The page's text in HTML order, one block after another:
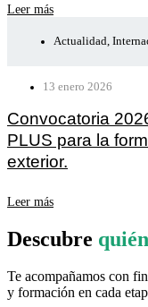
Leer más
Actualidad,
13 enero 2026
Convocatoria
PLUS para la
exterior.
Leer más
Descubre
Te acompañamos con
y formación en cada